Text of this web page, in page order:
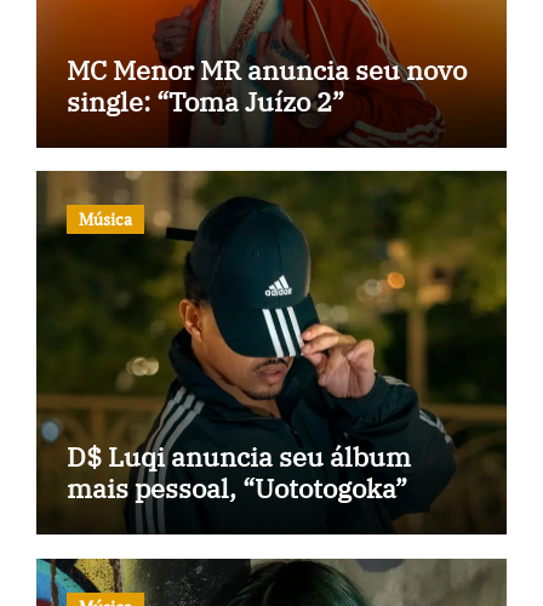
MC Menor MR anuncia seu novo
single: “Toma Juízo 2”
Música
D$ Luqi anuncia seu álbum
mais pessoal, “Uototogoka”